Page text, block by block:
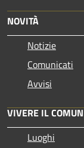
NOVITÀ
Notizie
Comunicati
Avvisi
VIVERE IL
Luoghi